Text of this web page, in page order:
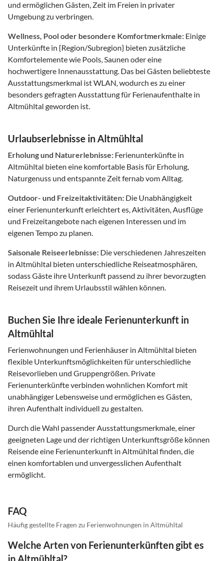
und ermöglichen Gästen, Zeit im Freien in privater
Umgebung zu verbringen.
Wellness, Pool oder besondere Komfortmerkmale: Einige
Unterkünfte in {Region/Subregion} bieten zusätzliche
Komfortelemente wie Pools, Saunen oder eine
hochwertigere Innenausstattung. Das bei Gästen beliebteste
Ausstattungsmerkmal ist WLAN, wodurch es zu einer
besonders gefragten Ausstattung für Ferienaufenthalte in
Altmühltal geworden ist.
Urlaubserlebnisse in Altmühltal
Erholung und Naturerlebnisse: Ferienunterkünfte in
Altmühltal bieten eine komfortable Basis für Erholung,
Naturgenuss und entspannte Zeit fernab vom Alltag.
Outdoor- und Freizeitaktivitäten: Die Unabhängigkeit
einer Ferienunterkunft erleichtert es, Aktivitäten, Ausflüge
und Freizeitangebote nach eigenen Interessen und im
eigenen Tempo zu planen.
Saisonale Reiseerlebnisse: Die verschiedenen Jahreszeiten
in Altmühltal bieten unterschiedliche Reiseatmosphären,
sodass Gäste ihre Unterkunft passend zu ihrer bevorzugten
Reisezeit und ihrem Urlaubsstil wählen können.
Buchen Sie Ihre ideale Ferienunterkunft in
Altmühltal
Ferienwohnungen und Ferienhäuser in Altmühltal bieten
flexible Unterkunftsmöglichkeiten für unterschiedliche
Reisevorlieben und Gruppengrößen. Private
Ferienunterkünfte verbinden wohnlichen Komfort mit
unabhängiger Lebensweise und ermöglichen es Gästen,
ihren Aufenthalt individuell zu gestalten.
Durch die Wahl passender Ausstattungsmerkmale, einer
geeigneten Lage und der richtigen Unterkunftsgröße können
Reisende eine Ferienunterkunft in Altmühltal finden, die
einen komfortablen und unvergesslichen Aufenthalt
ermöglicht.
FAQ
Häufig gestellte Fragen zu Ferienwohnungen in Altmühltal
Welche Arten von Ferienunterkünften gibt es
in Altmühltal?